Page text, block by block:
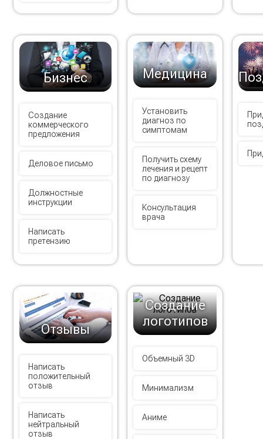
Бизнес
Создание
коммерческого
предложения
Деловое письмо
Должностные
инструкции
Написать
претензию
Медицина
Установить
диагноз по
симптомам
Получить схему
лечения и рецепт
по диагнозу
Консультация
врача
Отзывы
Написать
положительный
отзыв
Написать
нейтральный
отзыв
Создание
логотипов
Объемный 3D
Минимализм
Аниме